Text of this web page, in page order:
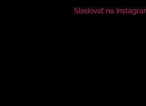
Sledovať na